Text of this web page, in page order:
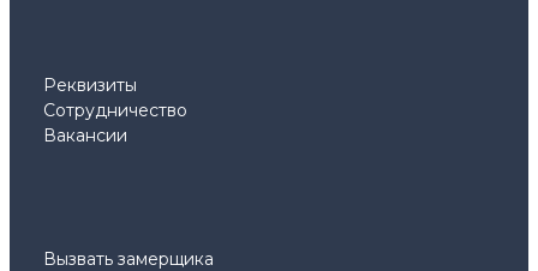
Реквизиты
Сотрудничество
Вакансии
Вызвать замерщика